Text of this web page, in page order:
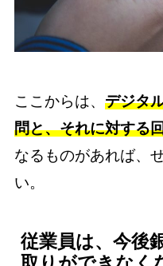
ここからは、 デジタ
問と、それに対する
なるものがあれば、
い。
従業員は、今後